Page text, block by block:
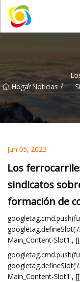
Hogar
/ Noticias /
Jun 05, 2023
Los
sindicatos
formación de
Main_Content-Slot1',
Main_Content-Slot1',